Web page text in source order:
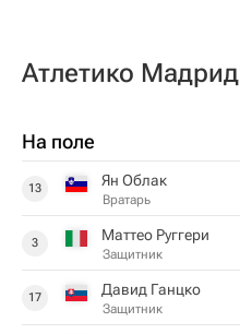
Атлетико Мадрид
На поле
13 Ян Облак
Вратарь
3 Маттео Руггери
Защитник
17 Давид Ганцко
Защитник